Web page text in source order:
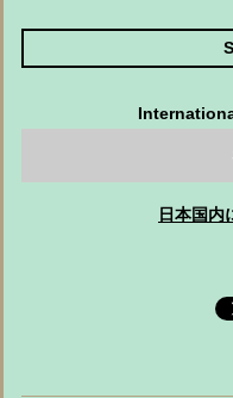
日本国内